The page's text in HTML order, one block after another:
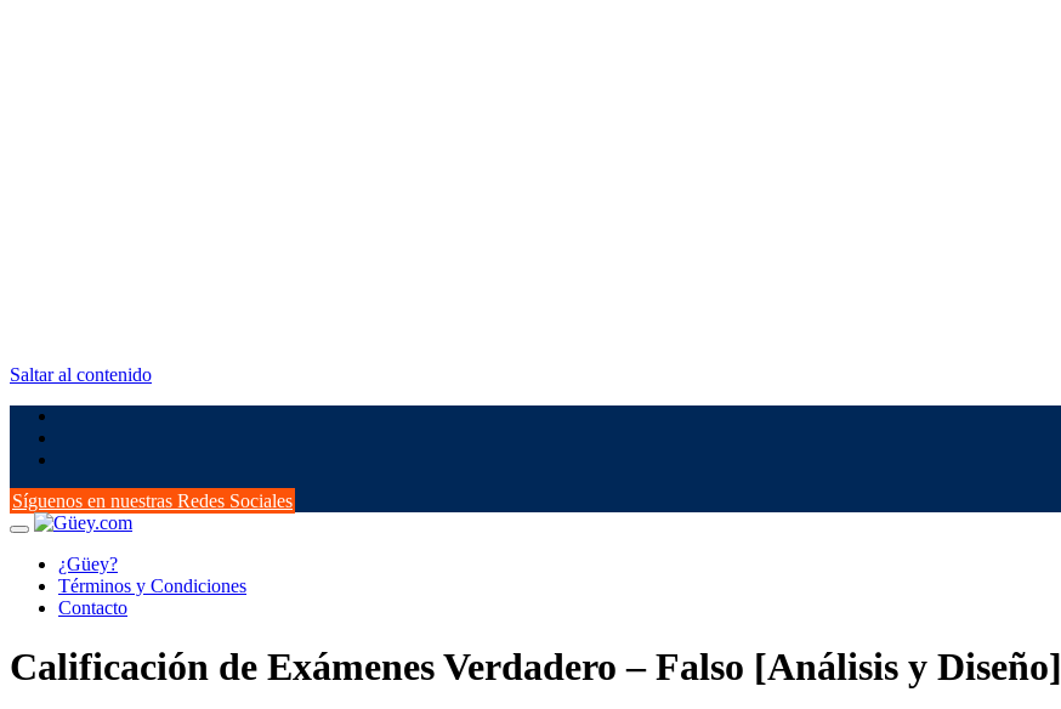
Saltar al contenido
Síguenos en nuestras Redes Sociales
¿Güey?
Términos y Condiciones
Contacto
Calificación de Exámenes Verdadero – Falso [Análisis y Diseño]